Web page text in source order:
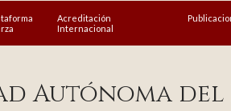
Acreditación
Internacional
Autónoma